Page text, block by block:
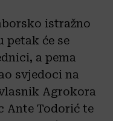
istražno
petak će se
a pema
svjedoci na
Agrokora
Ante Todorić te